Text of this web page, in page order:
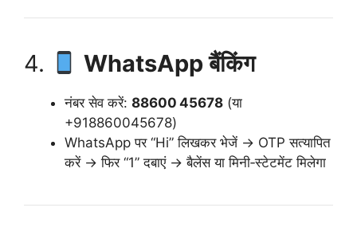
4. WhatsApp बैंकिंग
नंबर सेव करें: 88600 45678 (या
+918860045678)
WhatsApp पर “Hi” लिखकर भेजें → OTP सत्यापित
करें → फिर “1” दबाएं → बैलेंस या मिनी‑स्टेटमेंट मिलेगा